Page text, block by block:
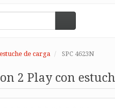
de carga SPC 4623N
2 Play con